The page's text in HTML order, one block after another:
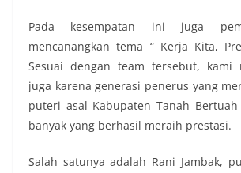
Pada kesempatan ini juga
mencanangkan tema “ Kerja Kita,
Sesuai dengan team tersebut, kami
juga karena generasi penerus yang
puteri asal Kabupaten Tanah
banyak yang berhasil meraih prestasi.
Salah satunya adalah Rani Jambak,